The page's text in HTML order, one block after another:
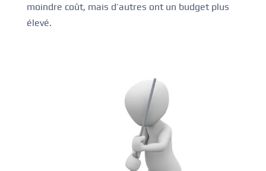
moindre coût, mais d’autres ont un budget plus
élevé.